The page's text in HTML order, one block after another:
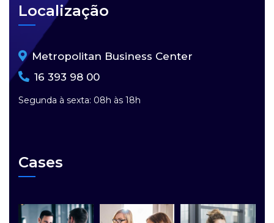
Localização
Metropolitan Business Center
16 393 98 00
Segunda à sexta: 08h às 18h
Cases